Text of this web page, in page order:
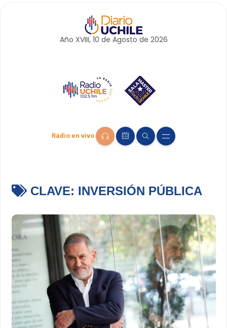
Año XVIII, 10 de Agosto de 2026
Radio en vivo
CLAVE: INVERSIÓN PÚBLICA